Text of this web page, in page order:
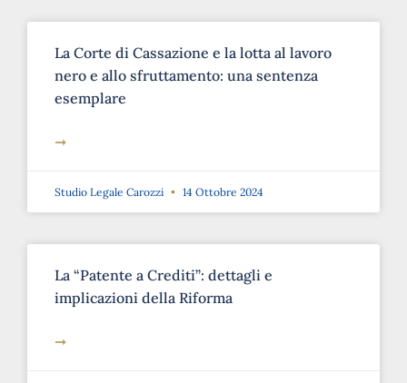
La Corte di Cassazione e la lotta al lavoro
nero e allo sfruttamento: una sentenza
esemplare
➞
Studio Legale Carozzi 14 Ottobre 2024
La “Patente a Crediti”: dettagli e
implicazioni della Riforma
➞